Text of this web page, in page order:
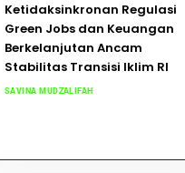
Ketidaksinkronan Regulasi
Green Jobs dan Keuangan
Berkelanjutan Ancam
Stabilitas Transisi Iklim RI
SAVINA MUDZALIFAH